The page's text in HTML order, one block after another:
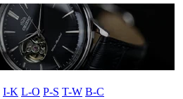
I-K L-O P-S T-W В-С